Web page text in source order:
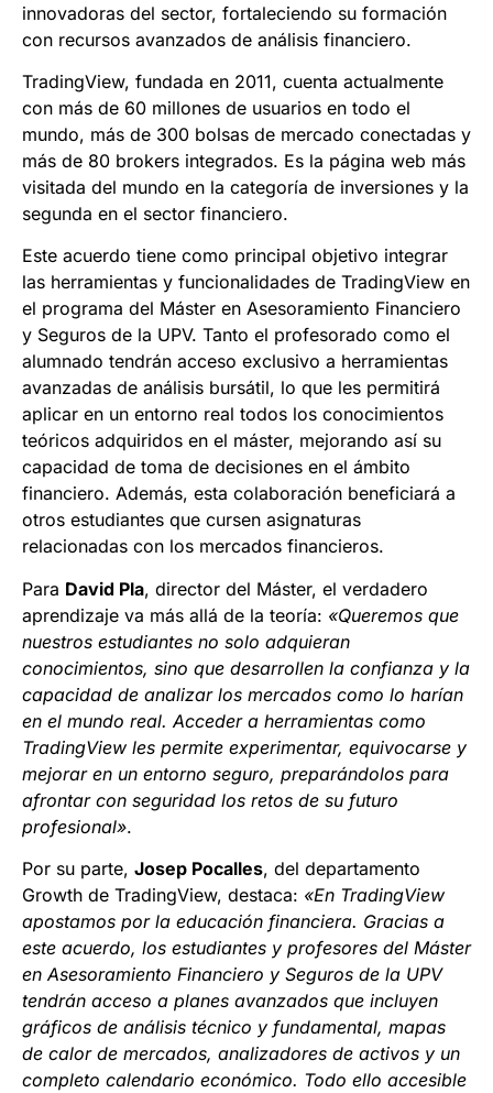
innovadoras del sector, fortaleciendo su formación
con recursos avanzados de análisis financiero.
TradingView, fundada en 2011, cuenta actualmente
con más de 60 millones de usuarios en todo el
mundo, más de 300 bolsas de mercado conectadas y
más de 80 brokers integrados. Es la página web más
visitada del mundo en la categoría de inversiones y la
segunda en el sector financiero.
Este acuerdo tiene como principal objetivo integrar
las herramientas y funcionalidades de TradingView en
el programa del Máster en Asesoramiento Financiero
y Seguros de la UPV. Tanto el profesorado como el
alumnado tendrán acceso exclusivo a herramientas
avanzadas de análisis bursátil, lo que les permitirá
aplicar en un entorno real todos los conocimientos
teóricos adquiridos en el máster, mejorando así su
capacidad de toma de decisiones en el ámbito
financiero. Además, esta colaboración beneficiará a
otros estudiantes que cursen asignaturas
relacionadas con los mercados financieros.
Para David Pla, director del Máster, el verdadero
aprendizaje va más allá de la teoría: «Queremos que
nuestros estudiantes no solo adquieran
conocimientos, sino que desarrollen la confianza y la
capacidad de analizar los mercados como lo harían
en el mundo real. Acceder a herramientas como
TradingView les permite experimentar, equivocarse y
mejorar en un entorno seguro, preparándolos para
afrontar con seguridad los retos de su futuro
profesional».
Por su parte, Josep Pocalles, del departamento
Growth de TradingView, destaca: «En TradingView
apostamos por la educación financiera. Gracias a
este acuerdo, los estudiantes y profesores del Máster
en Asesoramiento Financiero y Seguros de la UPV
tendrán acceso a planes avanzados que incluyen
gráficos de análisis técnico y fundamental, mapas
de calor de mercados, analizadores de activos y un
completo calendario económico. Todo ello accesible